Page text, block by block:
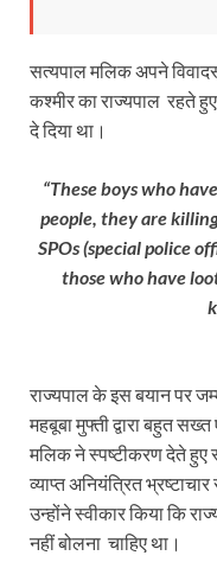
सत्यपाल मलिक अपने
कश्मीर का राज्यपाल रहते
दे दिया था।
“These boys who
people, they are
SPOs (special police
those who have
राज्यपाल के इस बयान पर
महबूबा मुफ्ती द्वारा बहुत
मलिक ने स्पष्टीकरण देते हुए
व्याप्त अनियंत्रित
उन्होंने स्वीकार किया कि
नहीं बोलना चाहिए था।